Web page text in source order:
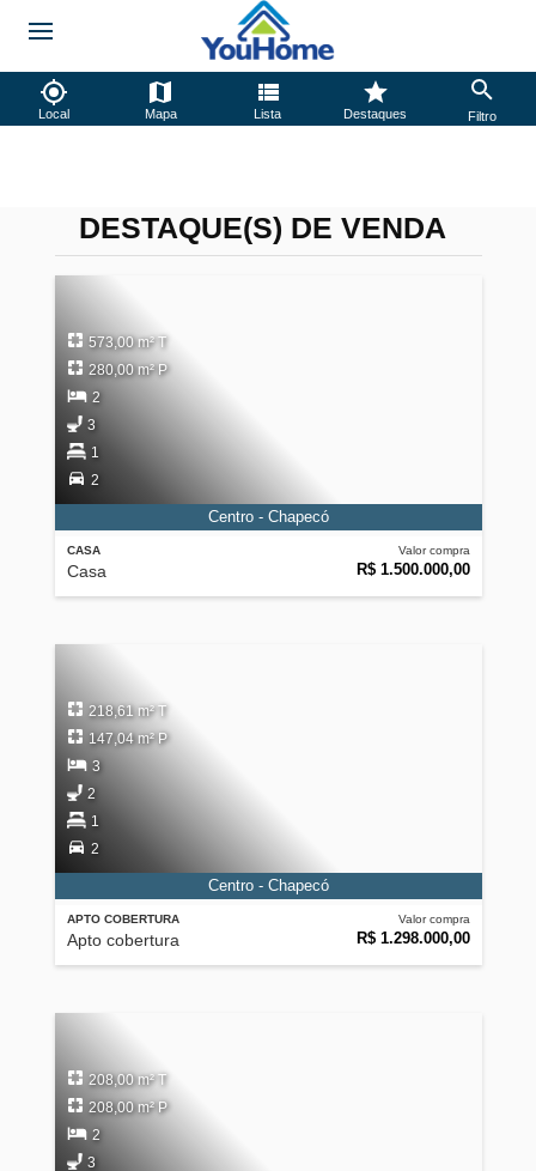
Local Mapa Lista Destaques Filtro
DESTAQUE(S) DE VENDA
CASA
Casa
Valor compra
R$ 1.500.000,00
573,00 m² T
280,00 m² P
2
3
1
2
Centro - Chapecó
APTO COBERTURA
Apto cobertura
Valor compra
R$ 1.298.000,00
218,61 m² T
147,04 m² P
3
2
1
2
Centro - Chapecó
208,00 m² T
208,00 m² P
2
3